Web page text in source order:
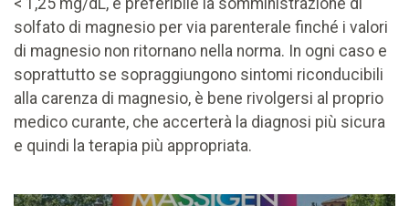
< 1,25 mg/dL, è preferibile la somministrazione di
solfato di magnesio per via parenterale finché i valori
di magnesio non ritornano nella norma. In ogni caso e
soprattutto se sopraggiungono sintomi riconducibili
alla carenza di magnesio, è bene rivolgersi al proprio
medico curante, che accerterà la diagnosi più sicura
e quindi la terapia più appropriata.